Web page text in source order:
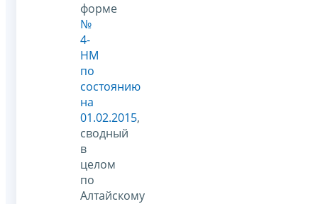
форме
№
4-
НМ
по
состоянию
на
01.02.2015,
сводный
в
целом
по
Алтайскому